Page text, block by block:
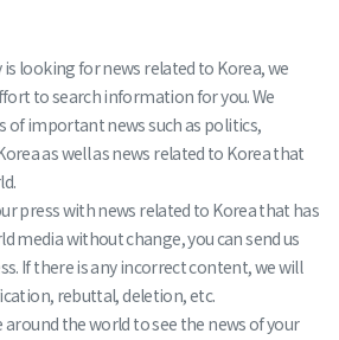
looking for news related to Korea, we
to search information for you. We
of important news such as politics,
as well as news related to Korea that
press with news related to Korea that has
media without change, you can send us
If there is any incorrect content, we will
rebuttal, deletion, etc.
around the world to see the news of your